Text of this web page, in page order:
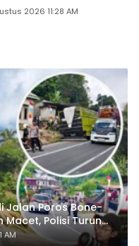
2026 11:28 AM
Jalan Poros Bone-
Polisi Turun
AM